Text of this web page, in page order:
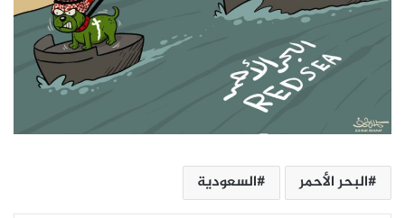
البحر الأحمر السعودية